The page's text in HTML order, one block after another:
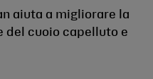
aiuta a migliorare la
del cuoio capelluto e